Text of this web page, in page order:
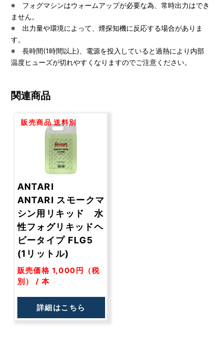
※ フォグマシンはウォームアップが必要な為、常時出力はでき
ません。
※ 出力量や環境によって、煙探知機に反応する場合がありま
す。
※ 長時間(1時間以上)、電源を投入していると過熱により内部
温度ヒューズが切れやすくなりますのでご注意ください。
関連商品
販売商品 送料別
ANTARI
ANTARI スモークマ
シン用リキッド 水
性フォグリキッドヘ
ビータイプ FLG5
(1リットル)
販売価格 1,000円（税
別） / 本
詳細はこちら